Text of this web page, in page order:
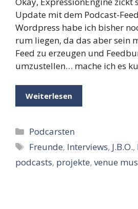
Update mit dem Podcast-
Wordpress habe ich bisher
rum liegen, da das aber sein
Feed zu erzeugen und
umzustellen… mache ich es
Weiterlesen
Kategorien
Podcarsten
Schlagwörter
Freunde, Interviews, J.B.O.,
podcasts, projekte, venue